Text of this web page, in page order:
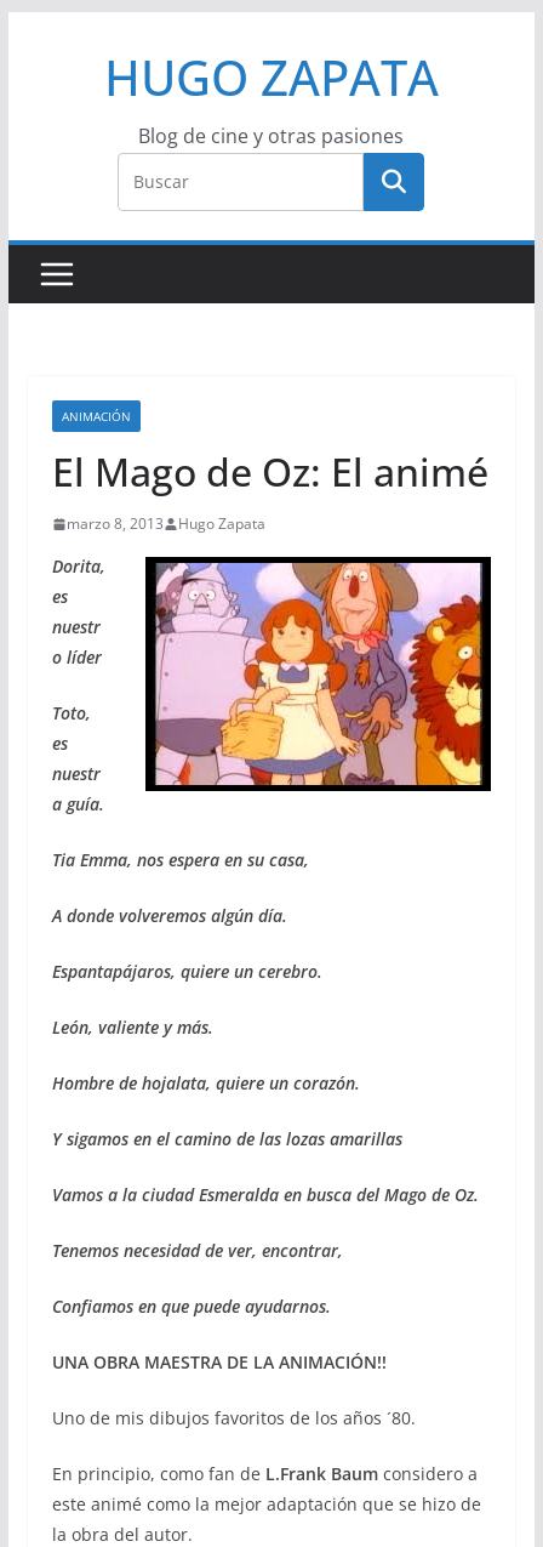
HUGO ZAPATA
Blog de cine y otras pasiones
ANIMACIÓN
El Mago de Oz: El animé
marzo 8, 2013 Hugo Zapata
Dorita,
es
nuestr
o líder
Toto,
es
nuestr
a guía.
Tia Emma, nos espera en su casa,
A donde volveremos algún día.
Espantapájaros, quiere un cerebro.
León, valiente y más.
Hombre de hojalata, quiere un corazón.
Y sigamos en el camino de las lozas amarillas
Vamos a la ciudad Esmeralda en busca del Mago de Oz.
Tenemos necesidad de ver, encontrar,
Confiamos en que puede ayudarnos.
UNA OBRA MAESTRA DE LA ANIMACIÓN!!
Uno de mis dibujos favoritos de los años ´80.
En principio, como fan de L.Frank Baumconsidero a
este animé como la mejor adaptación que se hizo de
la obra del autor.